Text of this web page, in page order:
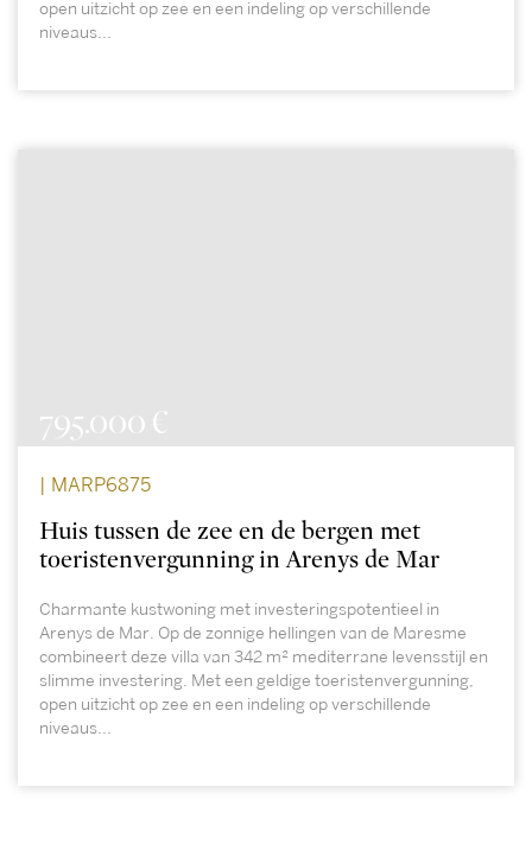
open uitzicht op zee en een indeling op verschillende
niveaus...
795.000 €
| MARP6875
Huis tussen de zee en de bergen met
toeristenvergunning in Arenys de Mar
Charmante kustwoning met investeringspotentieel in
Arenys de Mar. Op de zonnige hellingen van de Maresme
combineert deze villa van 342 m² mediterrane levensstijl en
slimme investering. Met een geldige toeristenvergunning,
open uitzicht op zee en een indeling op verschillende
niveaus...